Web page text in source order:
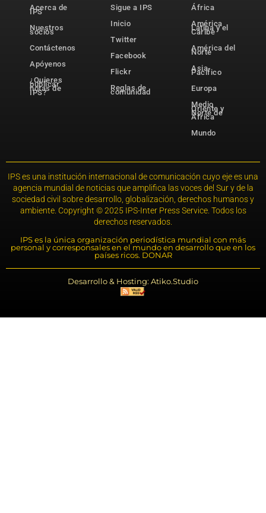
Acerca de
IPS
Nuestros
socios
Contáctenos
Apóyenos
¿Quieres
publicar
notas de
IPS?
Sigue a IPS
Inicio
Twitter
Facebook
Flickr
Reglas de
comunidad
África
América
Latina y el
Caribe
América del
Norte
Asia-
Pacífico
Europa
Medio
Oriente y
Norte de
África
Mundo
IPS es una institución internacional de comunicación cuyo eje es una
agencia mundial de noticias que amplifica las voces del Sur y de la
sociedad civil sobre desarrollo, globalización, derechos humanos y
ambiente. Copyright © 2025 IPS-Inter Press Service. Todos los
derechos reservados.
IPS es la única organización periodística mundial con más
personal y corresponsales en el mundo en desarrollo que en los
países ricos. DONAR
Desarrollo & Hosting: Atiko.Studio